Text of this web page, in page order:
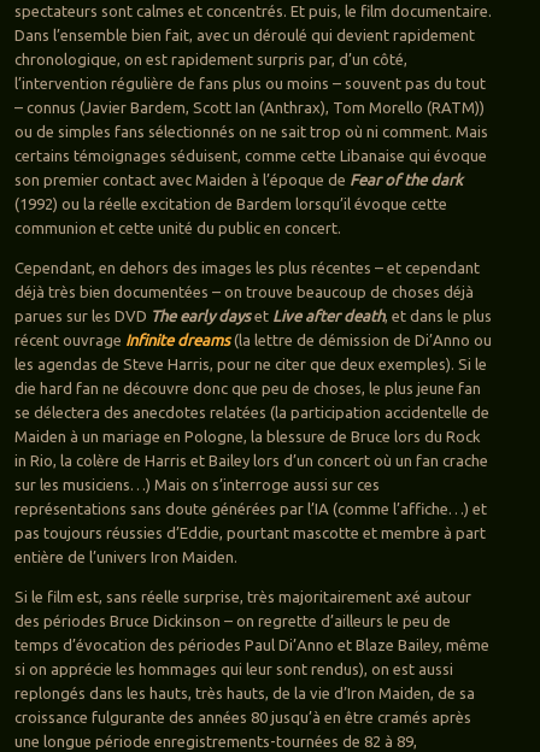
spectateurs sont calmes et concentrés. Et puis, le film documentaire.
Dans l’ensemble bien fait, avec un déroulé qui devient rapidement
chronologique, on est rapidement surpris par, d’un côté,
l’intervention régulière de fans plus ou moins – souvent pas du tout
– connus (Javier Bardem, Scott Ian (Anthrax), Tom Morello (RATM))
ou de simples fans sélectionnés on ne sait trop où ni comment. Mais
certains témoignages séduisent, comme cette Libanaise qui évoque
son premier contact avec Maiden à l’époque de Fear of the dark
(1992) ou la réelle excitation de Bardem lorsqu’il évoque cette
communion et cette unité du public en concert.
Cependant, en dehors des images les plus récentes – et cependant
déjà très bien documentées – on trouve beaucoup de choses déjà
parues sur les DVD The early daysetLive after death, et dans le plus
récent ouvrage Infinite dreams(la lettre de démission de Di’Anno ou
les agendas de Steve Harris, pour ne citer que deux exemples). Si le
die hard fan ne découvre donc que peu de choses, le plus jeune fan
se délectera des anecdotes relatées (la participation accidentelle de
Maiden à un mariage en Pologne, la blessure de Bruce lors du Rock
in Rio, la colère de Harris et Bailey lors d’un concert où un fan crache
sur les musiciens…) Mais on s’interroge aussi sur ces
représentations sans doute générées par l’IA (comme l’affiche…) et
pas toujours réussies d’Eddie, pourtant mascotte et membre à part
entière de l’univers Iron Maiden.
Si le film est, sans réelle surprise, très majoritairement axé autour
des périodes Bruce Dickinson – on regrette d’ailleurs le peu de
temps d’évocation des périodes Paul Di’Anno et Blaze Bailey, même
si on apprécie les hommages qui leur sont rendus), on est aussi
replongés dans les hauts, très hauts, de la vie d’Iron Maiden, de sa
croissance fulgurante des années 80 jusqu’à en être cramés après
une longue période enregistrements-tournées de 82 à 89,